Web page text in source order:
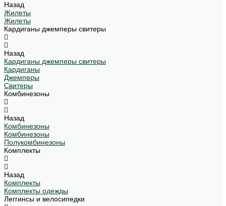
Назад
Жилеты
Жилеты
Кардиганы джемперы свитеры
Назад
Кардиганы джемперы свитеры
Кардиганы
Джемперы
Свитеры
Комбинезоны
Назад
Комбинезоны
Комбинезоны
Полукомбинезоны
Комплекты
Назад
Комплекты
Комплекты одежды
Леггинсы и велосипедки